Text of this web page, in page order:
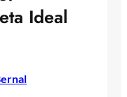
Ideal